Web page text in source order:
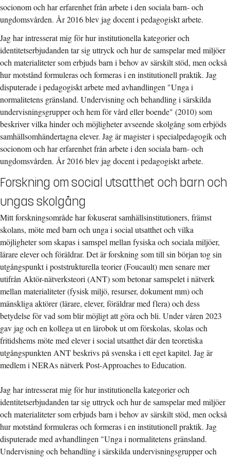
socionom och har erfarenhet från arbete i den sociala barn- och
ungdomsvården. År 2016 blev jag docent i pedagogiskt arbete.
Jag har intresserat mig för hur institutionella kategorier och
identitetserbjudanden tar sig uttryck och hur de samspelar med miljöer
och materialiteter som erbjuds barn i behov av särskilt stöd, men också
hur motstånd formuleras och formeras i en institutionell praktik. Jag
disputerade i pedagogiskt arbete med avhandlingen "Unga i
normalitetens gränsland. Undervisning och behandling i särskilda
undervisningsgrupper och hem för vård eller boende" (2010) som
beskriver vilka hinder och möjligheter avseende skolgång som erbjöds
samhällsomhändertagna elever. Jag är magister i specialpedagogik och
socionom och har erfarenhet från arbete i den sociala barn- och
ungdomsvården. År 2016 blev jag docent i pedagogiskt arbete.
Forskning om social utsatthet och barn och
ungas skolgång
Mitt forskningsområde har fokuserat samhällsinstitutioners, främst
skolans, möte med barn och unga i social utsatthet och vilka
möjligheter som skapas i samspel mellan fysiska och sociala miljöer,
lärare elever och föräldrar. Det är forskning som till sin början tog sin
utgångspunkt i poststrukturella teorier (Foucault) men senare mer
utifrån Aktör-nätverksteori (ANT) som betonar samspelet i nätverk
mellan materialiteter (fysisk miljö, resurser, dokument mm) och
mänskliga aktörer (lärare, elever, föräldrar med flera) och dess
betydelse för vad som blir möjligt att göra och bli. Under våren 2023
gav jag och en kollega ut en lärobok ut om förskolas, skolas och
fritidshems möte med elever i social utsatthet där den teoretiska
utgångspunkten ANT beskrivs på svenska i ett eget kapitel. Jag är
medlem i NERAs nätverk Post-Approaches to Education.
Jag har intresserat mig för hur institutionella kategorier och
identitetserbjudanden tar sig uttryck och hur de samspelar med miljöer
och materialiteter som erbjuds barn i behov av särskilt stöd, men också
hur motstånd formuleras och formeras i en institutionell praktik. Jag
disputerade med avhandlingen "Unga i normalitetens gränsland.
Undervisning och behandling i särskilda undervisningsgrupper och